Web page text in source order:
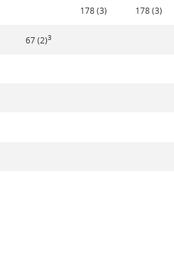
178 (3) 178 (3)
67 (2)3